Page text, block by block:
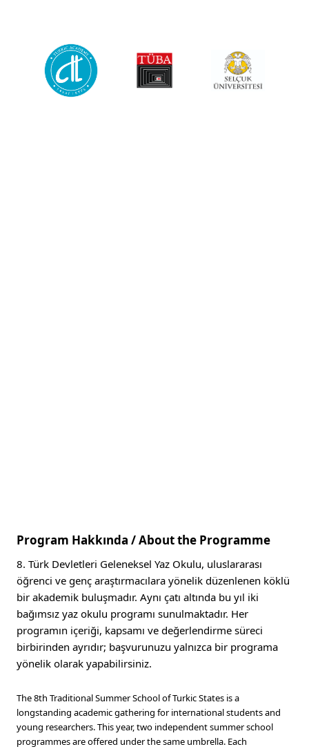
Program Hakkında / About the Programme
8. Türk Devletleri Geleneksel Yaz Okulu, uluslararası
öğrenci ve genç araştırmacılara yönelik düzenlenen köklü
bir akademik buluşmadır. Aynı çatı altında bu yıl iki
bağımsız yaz okulu programı sunulmaktadır. Her
programın içeriği, kapsamı ve değerlendirme süreci
birbirinden ayrıdır; başvurunuzu yalnızca bir programa
yönelik olarak yapabilirsiniz.
The 8th Traditional Summer School of Turkic States is a
longstanding academic gathering for international students and
young researchers. This year, two independent summer school
programmes are offered under the same umbrella. Each